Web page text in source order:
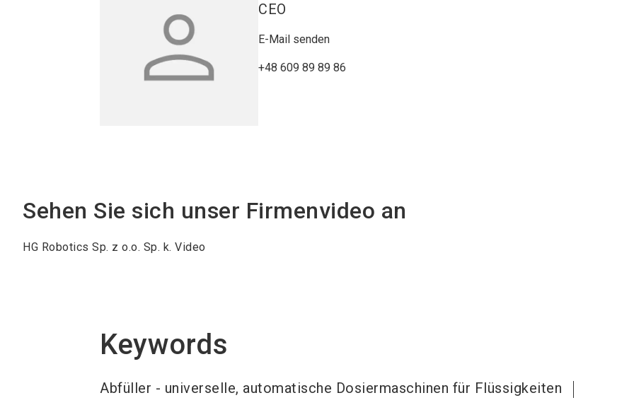
CEO
E-Mail senden
+48 609 89 89 86
Sehen Sie sich unser Firmenvideo an
HG Robotics Sp. z o.o. Sp. k. Video
Keywords
Abfüller - universelle, automatische Dosiermaschinen für Flüssigkeiten